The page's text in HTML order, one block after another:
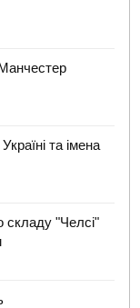
та імена
складу "Челсі"